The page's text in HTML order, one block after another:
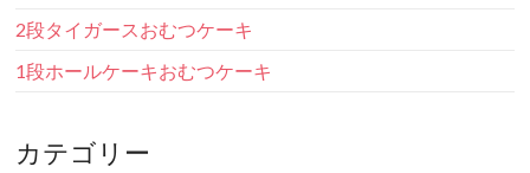
2段タイガースおむつケーキ
1段ホールケーキおむつケーキ
カテゴリー